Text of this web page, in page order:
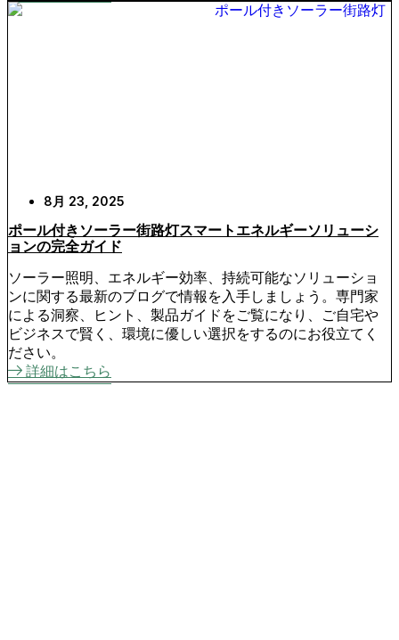
8月 23, 2025
ポール付きソーラー街路灯スマートエネルギーソリューシ
ョンの完全ガイド
ソーラー照明、エネルギー効率、持続可能なソリューショ
ンに関する最新のブログで情報を入手しましょう。専門家
による洞察、ヒント、製品ガイドをご覧になり、ご自宅や
ビジネスで賢く、環境に優しい選択をするのにお役立てく
ださい。
詳細はこちら